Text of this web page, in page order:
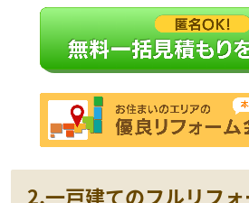
2.一戸建てのフルリフ